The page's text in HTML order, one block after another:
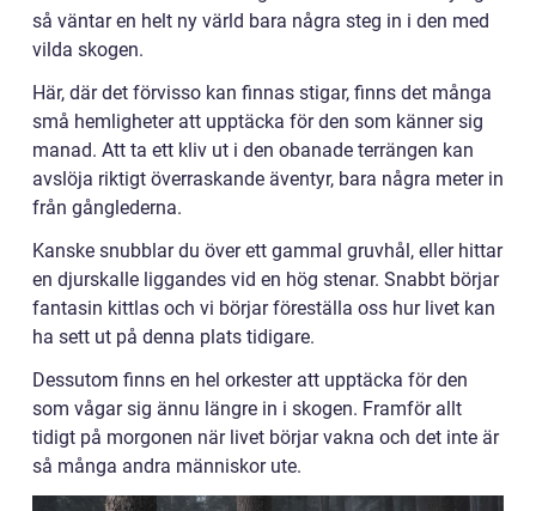
så väntar en helt ny värld bara några steg in i den med
vilda skogen.
Här, där det förvisso kan finnas stigar, finns det många
små hemligheter att upptäcka för den som känner sig
manad. Att ta ett kliv ut i den obanade terrängen kan
avslöja riktigt överraskande äventyr, bara några meter in
från gånglederna.
Kanske snubblar du över ett gammal gruvhål, eller hittar
en djurskalle liggandes vid en hög stenar. Snabbt börjar
fantasin kittlas och vi börjar föreställa oss hur livet kan
ha sett ut på denna plats tidigare.
Dessutom finns en hel orkester att upptäcka för den
som vågar sig ännu längre in i skogen. Framför allt
tidigt på morgonen när livet börjar vakna och det inte är
så många andra människor ute.